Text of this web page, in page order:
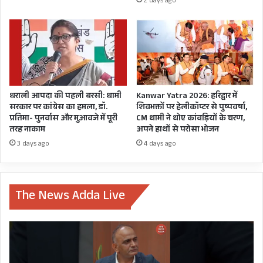
प्रत्याशी गणेश गोदियाल अपना नामांकन पत्र दाखिल करेंगे
तब उनके समर्थन में पार्टी के कौन कौन से दिग्गज और
कितनी बड़ी संख्या में भीड़ जुटती है।
धराली आपदा की पहली बरसी: धामी
सरकार पर कांग्रेस का हमला, डॉ.
प्रतिमा- पुनर्वास और मुआवजे में पूरी
तरह नाकाम
3 days ago
Kanwar Yatra 2026: हरिद्वार में
शिवभक्तों पर हेलीकॉप्टर से पुष्पवर्षा,
CM धामी ने धोए कांवड़ियों के चरण,
अपने हाथों से परोसा भोजन
4 days ago
The News Adda Live